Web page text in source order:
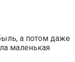
а потом даже
маленькая